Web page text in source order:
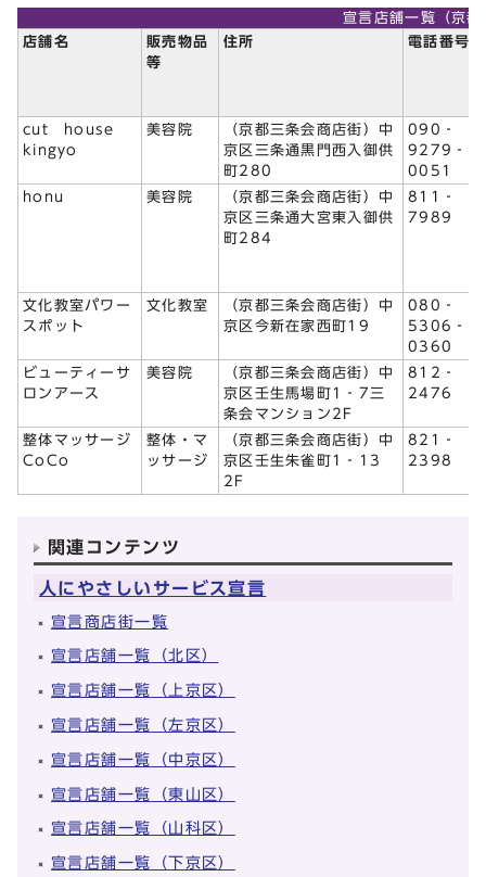
宣言店舗一覧（京
店舗名
販売物品
等
住所 電話番号
cut house
kingyo
美容院
（京都三条会商店街）中
京区三条通黒門西入御供
町280
090‐
9279‐
0051
honu
美容院
（京都三条会商店街）中
京区三条通大宮東入御供
町284
811‐
7989
文化教室パワー
スポット
文化教室
（京都三条会商店街）中
京区今新在家西町19
080‐
5306‐
0360
ビューティーサ
ロンアース
美容院
（京都三条会商店街）中
京区壬生馬場町1‐7三
条会マンション2F
812‐
2476
整体マッサージ
CoCo
整体・マ
ッサージ
（京都三条会商店街）中
京区壬生朱雀町1‐13
2F
821‐
2398
関連コンテンツ
人にやさしいサービス宣言
宣言商店街一覧
宣言店舗一覧（北区）
宣言店舗一覧（上京区）
宣言店舗一覧（左京区）
宣言店舗一覧（中京区）
宣言店舗一覧（東山区）
宣言店舗一覧（山科区）
宣言店舗一覧（下京区）